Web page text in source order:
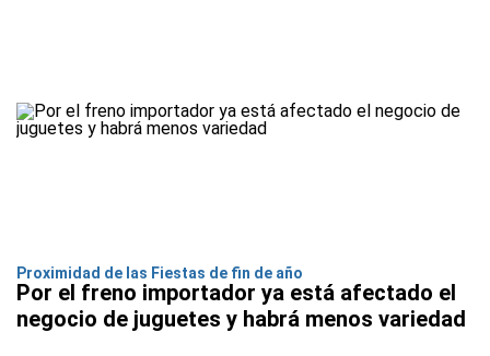
Proximidad de las Fiestas de fin de año
Por el freno importador ya está afectado el
negocio de juguetes y habrá menos variedad